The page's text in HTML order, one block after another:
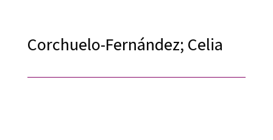
Corchuelo-Fernández; Celia